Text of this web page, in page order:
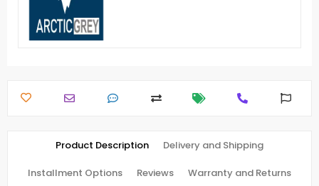
Product Description Delivery and Shipping
Installment Options Reviews Warranty and Returns